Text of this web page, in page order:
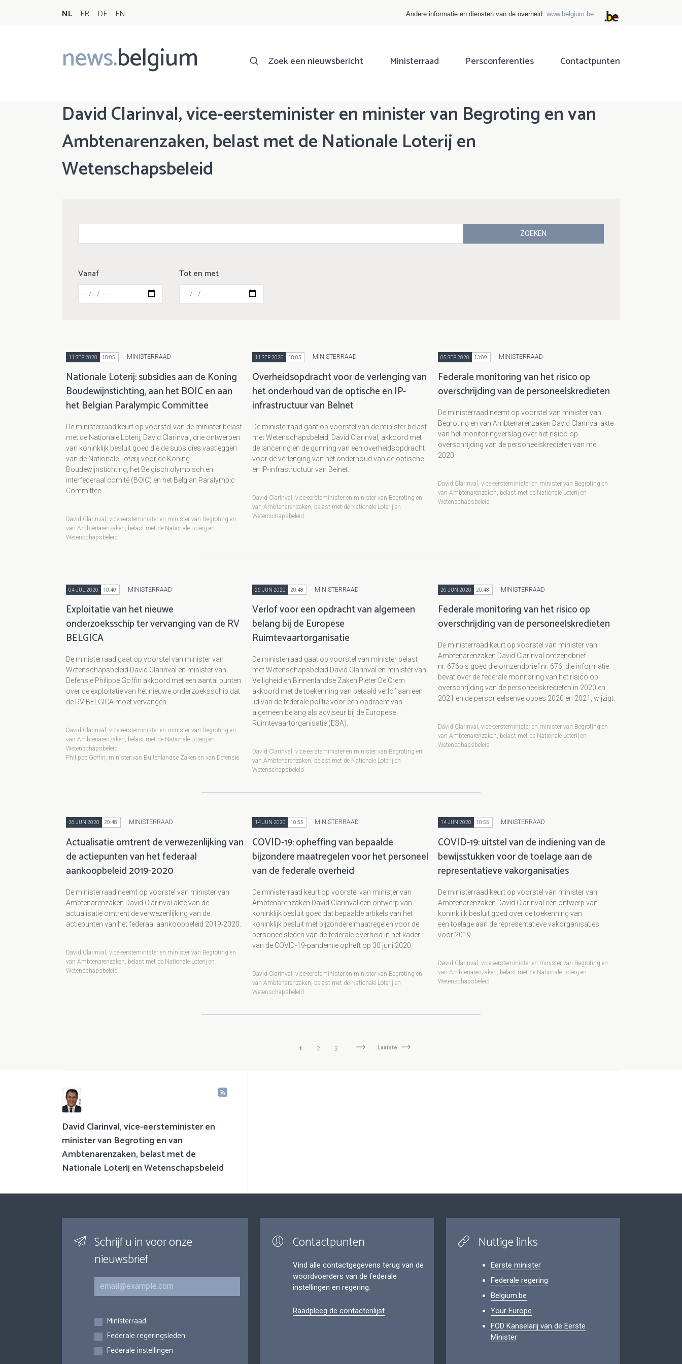
NL FR DE EN Andere informatie en diensten van de overheid: www.belgium.be
news.belgium
Main
navigation
Zoek een nieuwsbericht Ministerraad Persconferenties Contactpunten
David Clarinval, vice-eersteminister en minister van Begroting en van
Ambtenarenzaken, belast met de Nationale Loterij en
Wetenschapsbeleid
Vanaf Tot en met
11 SEP 2020 18:05 MINISTERRAAD
Nationale Loterij: subsidies aan de Koning
Boudewijnstichting, aan het BOIC en aan
het Belgian Paralympic Committee
De ministerraad keurt op voorstel van de minister belast
met de Nationale Loterij, David Clarinval, drie ontwerpen
van koninklijk besluit goed die de subsidies vastleggen
van de Nationale Loterij voor de Koning
Boudewijnstichting, het Belgisch olympisch en
interfederaal comité (BOIC) en het Belgian Paralympic
Committee.
David Clarinval, vice-eersteminister en minister van Begroting en
van Ambtenarenzaken, belast met de Nationale Loterij en
Wetenschapsbeleid
11 SEP 2020 18:05 MINISTERRAAD
Overheidsopdracht voor de verlenging van
het onderhoud van de optische en IP-
infrastructuur van Belnet
De ministerraad gaat op voorstel van de minister belast
met Wetenschapsbeleid, David Clarinval, akkoord met
de lancering en de gunning van een overheidsopdracht
voor de verlenging van het onderhoud van de optische
en IP-infrastructuur van Belnet.
David Clarinval, vice-eersteminister en minister van Begroting en
van Ambtenarenzaken, belast met de Nationale Loterij en
Wetenschapsbeleid
05 SEP 2020 13:09 MINISTERRAAD
Federale monitoring van het risico op
overschrijding van de personeelskredieten
De ministerraad neemt op voorstel van minister van
Begroting en van Ambtenarenzaken David Clarinval akte
van het monitoringverslag over het risico op
overschrijding van de personeelskredieten van mei
2020.
David Clarinval, vice-eersteminister en minister van Begroting en
van Ambtenarenzaken, belast met de Nationale Loterij en
Wetenschapsbeleid
04 JUL 2020 10:40 MINISTERRAAD
Exploitatie van het nieuwe
onderzoeksschip ter vervanging van de RV
BELGICA
De ministerraad gaat op voorstel van minister van
Wetenschapsbeleid David Clarinval en minister van
Defensie Philippe Goffin akkoord met een aantal punten
over de exploitatie van het nieuwe onderzoeksschip dat
de RV BELGICA moet vervangen.
David Clarinval, vice-eersteminister en minister van Begroting en
van Ambtenarenzaken, belast met de Nationale Loterij en
Wetenschapsbeleid
Philippe Goffin, minister van Buitenlandse Zaken en van Defensie
26 JUN 2020 20:48 MINISTERRAAD
Verlof voor een opdracht van algemeen
belang bij de Europese
Ruimtevaartorganisatie
De ministerraad gaat op voorstel van minister belast
met Wetenschapsbeleid David Clarinval en minister van
Veiligheid en Binnenlandse Zaken Pieter De Crem
akkoord met de toekenning van betaald verlof aan een
lid van de federale politie voor een opdracht van
algemeen belang als adviseur bij de Europese
Ruimtevaartorganisatie (ESA).
David Clarinval, vice-eersteminister en minister van Begroting en
van Ambtenarenzaken, belast met de Nationale Loterij en
Wetenschapsbeleid
26 JUN 2020 20:48 MINISTERRAAD
Federale monitoring van het risico op
overschrijding van de personeelskredieten
De ministerraad keurt op voorstel van minister van
Ambtenarenzaken David Clarinval omzendbrief
nr. 676bis goed die omzendbrief nr. 676, die informatie
bevat over de federale monitoring van het risico op
overschrijding van de personeelskredieten in 2020 en
2021 en de personeelsenveloppes 2020 en 2021, wijzigt.
David Clarinval, vice-eersteminister en minister van Begroting en
van Ambtenarenzaken, belast met de Nationale Loterij en
Wetenschapsbeleid
26 JUN 2020 20:48 MINISTERRAAD
Actualisatie omtrent de verwezenlijking van
de actiepunten van het federaal
aankoopbeleid 2019-2020
De ministerraad neemt op voorstel van minister van
Ambtenarenzaken David Clarinval akte van de
actualisatie omtrent de verwezenlijking van de
actiepunten van het federaal aankoopbeleid 2019-2020.
David Clarinval, vice-eersteminister en minister van Begroting en
van Ambtenarenzaken, belast met de Nationale Loterij en
Wetenschapsbeleid
14 JUN 2020 10:55 MINISTERRAAD
COVID-19: opheffing van bepaalde
bijzondere maatregelen voor het personeel
van de federale overheid
De ministerraad keurt op voorstel van minister van
Ambtenarenzaken David Clarinval een ontwerp van
koninklijk besluit goed dat bepaalde artikels van het
koninklijk besluit met bijzondere maatregelen voor de
personeelsleden van de federale overheid in het kader
van de COVID-19-pandemie opheft op 30 juni 2020.
David Clarinval, vice-eersteminister en minister van Begroting en
van Ambtenarenzaken, belast met de Nationale Loterij en
Wetenschapsbeleid
14 JUN 2020 10:55 MINISTERRAAD
COVID-19: uitstel van de indiening van de
bewijsstukken voor de toelage aan de
representatieve vakorganisaties
De ministerraad keurt op voorstel van minister van
Ambtenarenzaken David Clarinval een ontwerp van
koninklijk besluit goed over de toekenning van
een toelage aan de representatieve vakorganisaties
voor 2019.
David Clarinval, vice-eersteminister en minister van Begroting en
van Ambtenarenzaken, belast met de Nationale Loterij en
Wetenschapsbeleid
Huidige
1 Pagina
2 Pagina
3
Volgende
VolgendeLaatste
Laatste
David Clarinval, vice-eersteminister en
minister van Begroting en van
Ambtenarenzaken, belast met de
Nationale Loterij en Wetenschapsbeleid
Schrijf u in voor onze
nieuwsbrief
E-mail
Inschrijvingen
Ministerraad
Federale regeringsleden
Federale instellingen
Contactpunten
Vind alle contactgegevens terug van de
woordvoerders van de federale
instellingen en regering.
Raadpleeg de contactenlijst
Nuttige links
Eerste minister
Federale regering
Belgium.be
Your Europe
FOD Kanselarij van de Eerste
Minister